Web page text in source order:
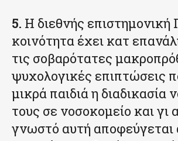
5. Η διεθνής επιστημονική
κοινότητα έχει κατ
τις σοβαρότατες
ψυχολογικές επιπτώσεις
μικρά παιδιά η διαδικασία
τους σε νοσοκομείο και γι
γνωστό αυτή αποφεύγεται